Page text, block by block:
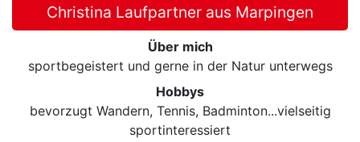
Christina Laufpartner aus Marpingen
Über mich
sportbegeistert und gerne in der Natur unterwegs
Hobbys
bevorzugt Wandern, Tennis, Badminton...vielseitig
sportinteressiert